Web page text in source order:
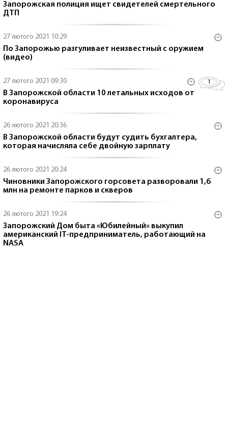
Запорожская полиция ищет свидетелей смертельного
ДТП
27 лютого 2021 10:29
По Запорожью разгуливает неизвестный с оружием
(видео)
27 лютого 2021 09:30 1
В Запорожской области 10 летальных исходов от
коронавируса
26 лютого 2021 20:36
В Запорожской области будут судить бухгалтера,
которая начисляла себе двойную зарплату
26 лютого 2021 20:24
Чиновники Запорожского горсовета разворовали 1,6
млн на ремонте парков и скверов
26 лютого 2021 19:24
Запорожский Дом быта «Юбилейный» выкупил
американский IT-предприниматель, работающий на
NASA